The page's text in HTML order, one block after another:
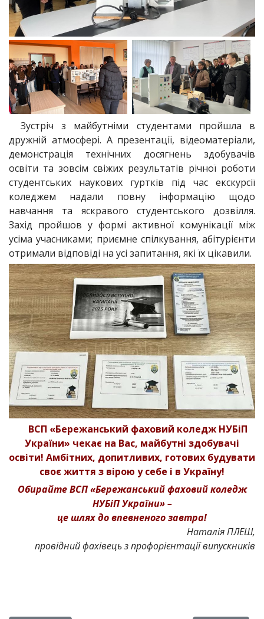
Зустріч з майбутніми студентами пройшла в
дружній атмосфері. А презентації, відеоматеріали,
демонстрація технічних досягнень здобувачів
освіти та зовсім свіжих результатів річної роботи
студентських наукових гуртків під час екскурсії
коледжем надали повну інформацію щодо
навчання та яскравого студентського дозвілля.
Захід пройшов у формі активної комунікації між
усіма учасниками; приємне спілкування, абітурієнти
отримали відповіді на усі запитання, які їх цікавили.
ВСП «Бережанський фаховий коледж НУБіП
України» чекає на Вас, майбутні здобувачі
освіти! Амбітних, допитливих, готових будувати
своє життя з вірою у себе і в Україну!
Обирайте ВСП «Бережанський фаховий коледж
НУБіП України» –
це шлях до впевненого завтра!
Наталія ПЛЕШ,
провідний фахівець з профорієнтації випускників